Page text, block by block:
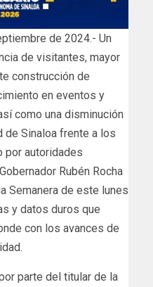
de 2024.- Un
de visitantes, mayor
construcción de
en eventos y
como una disminución
de Sinaloa frente a los
por autoridades
Rubén Rocha
Semanera de este lunes
y datos duros que
con los avances de
parte del titular de la